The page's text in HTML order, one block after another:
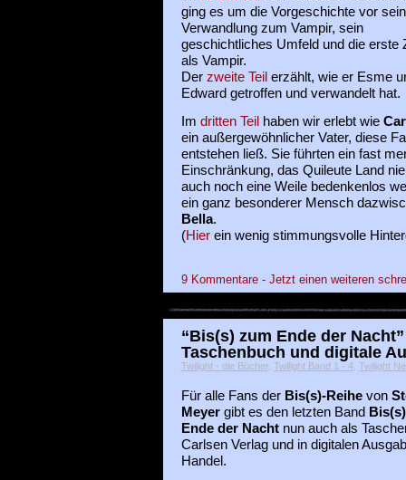
ging es um die Vorgeschichte vor
Verwandlung zum Vampir, sein
geschichtliches Umfeld und die erste
als Vampir.
Derzweite Teil erzählt, wie er Esme
Edward getroffen und verwandelt hat.
Im dritten Teil haben wir erlebt wie
ein außergewöhnlicher Vater, diese
entstehen ließ. Sie führten ein fast
Einschränkung, das Quileute Land
auch noch eine Weile bedenkenlos
ein ganz besonderer Mensch
Bella.
(Hierein wenig stimmungsvolle
9 Kommentare - Jetzt einen weiteren
“Bis(s) zum Ende der
Taschenbuch und digitale
Twilight - die Bücher, Twilight Band 1 - 4, Twilight
Für alle Fans der Bis(s)-Reihevon
Meyergibt es den letzten Band
Ende der Nachtnun auch als
Carlsen Verlag und in digitalen
Handel.